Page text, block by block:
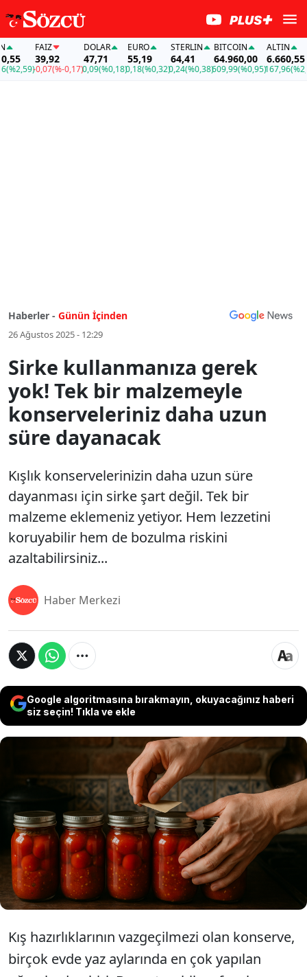
FAİZ
39,92
-0,07(%-0,17)
DOLAR
47,71
0,09(%0,18)
EURO
55,19
0,18(%0,32)
STERLIN
64,41
0,24(%0,38)
BITCOIN
64.960,00
609,99(%0,95)
ALTIN
6.660,55
167,96
Haberler - Günün İçinden
26 Ağustos 2025 - 12:29
Sirke kullanmanıza gerek
yok! Tek bir malzemeyle
konserveleriniz daha uzun
süre dayanacak
Kışlık konservelerinizin daha uzun süre
dayanması için sirke şart değil. Tek bir
malzeme eklemeniz yetiyor. Hem lezzetini
koruyabilir hem de bozulma riskini
azaltabilirsiniz...
Haber Merkezi
Google algoritmasına bırakmayın, okuyacağınız haberi
siz seçin! Tıkla ve ekle
Kışlık konservelerinizin daha uzun süre
dayanması için sirke şart değil. Tek bir
malzeme eklemeniz yetiyor. Hem lezzetini
koruyabilir hem de bozulma riskini
azaltabilirsiniz...
Kış hazırlıklarının vazgeçilmezi olan konserve,
birçok evde yaz aylarında en çok yapılan